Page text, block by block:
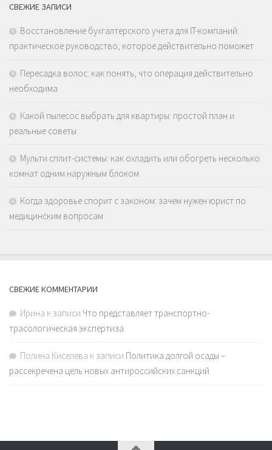
СВЕЖИЕ ЗАПИСИ
Восстановление бухгалтерского учета для IT-компаний:
практическое руководство, которое действительно поможет
Пересадка волос: как понять, что операция действительно
необходима
Какой пылесос выбрать для квартиры: простой план и
реальные советы
Мульти сплит-системы: как охладить или обогреть несколько
комнат одним наружным блоком
Когда здоровье спорит с законом: зачем нужен юрист по
медицинским вопросам
СВЕЖИЕ КОММЕНТАРИИ
Ирина к записи Что представляет транспортно-
трасологическая экспертиза
Полина Киселева к записи Политика долгой осады –
рассекречена цель новых антироссийских санкций